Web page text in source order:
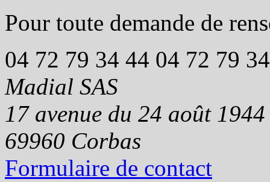
Pour toute demande de
04 72 79 34 44 04 72 79
Madial SAS
17 avenue du 24 août 1944
69960 Corbas
Formulaire de contact